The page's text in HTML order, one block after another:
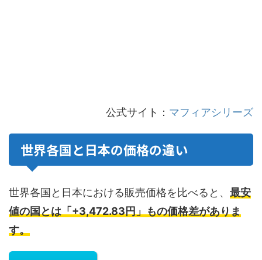
公式サイト： マフィアシリーズ
世界各国と日本の価格の違い
世界各国と日本における販売価格を比べると、 最安
値の国とは「+3,472.83円」もの価格差がありま
す。